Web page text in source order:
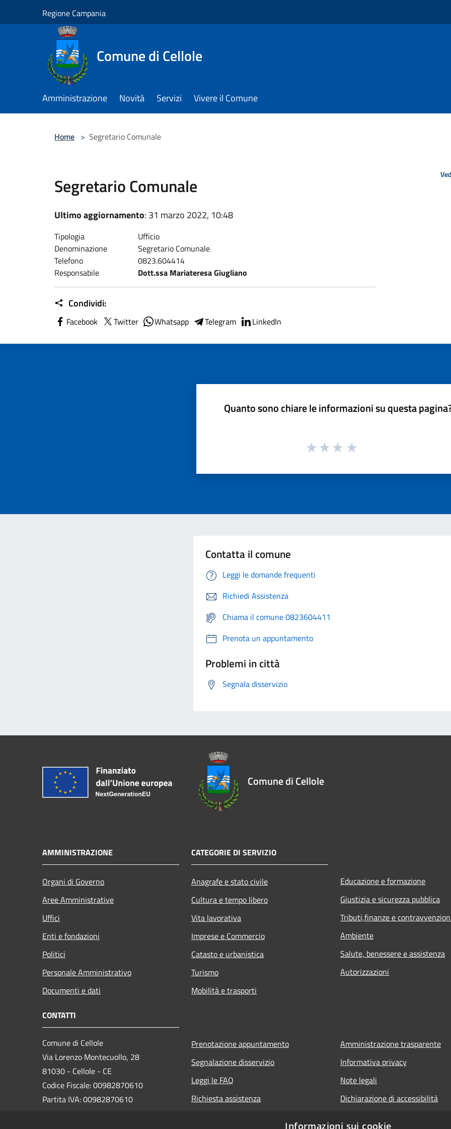
Regione Campania
Comune di Cellole
Amministrazione Novità Servizi Vivere il Comune
Home > Segretario Comunale
Segretario Comunale
Ultimo aggiornamento: 31 marzo 2022, 10:48
Tipologia
Ufficio
Denominazione
Segretario Comunale
Telefono
0823.604414
Responsabile
Dott.ssa Mariateresa Giugliano
Condividi:
Facebook Twitter Whatsapp Telegram LinkedIn
Quanto sono chiare le informazioni su questa
Contatta il comune
Leggi le domande frequenti
Richiedi Assistenza
Chiama il comune 0823604411
Prenota un appuntamento
Problemi in città
Segnala disservizio
Comune di Cellole
AMMINISTRAZIONE
Organi di Governo
Aree Amministrative
Uffici
Enti e fondazioni
Politici
Personale Amministrativo
Documenti e dati
CATEGORIE DI SERVIZIO
Anagrafe e stato civile
Cultura e tempo libero
Vita lavorativa
Imprese e Commercio
Catasto e urbanistica
Turismo
Mobilità e trasporti
Educazione e formazione
Giustizia e sicurezza pubblica
Tributi,finanze e
Ambiente
Salute, benessere e assistenza
Autorizzazioni
CONTATTI
Comune di Cellole
Via Lorenzo Montecuollo, 28
81030 - Cellole - CE
Codice Fiscale: 00982870610
Partita IVA: 00982870610
Prenotazione appuntamento
Segnalazione disservizio
Leggi le FAQ
Richiesta assistenza
Amministrazione trasparente
Informativa privacy
Note legali
Dichiarazione di accessibilità
Informazioni sui cookie